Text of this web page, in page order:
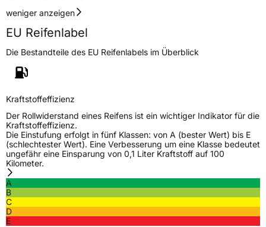
consumer.support@pirelli.com
weniger anzeigen
EU Reifenlabel
Die Bestandteile des EU Reifenlabels im Überblick
Kraftstoffeffizienz
Der Rollwiderstand eines Reifens ist ein wichtiger Indikator für die
Kraftstoffeffizienz.
Die Einstufung erfolgt in fünf Klassen: von A (bester Wert) bis E
(schlechtester Wert). Eine Verbesserung um eine Klasse bedeutet
ungefähr eine Einsparung von 0,1 Liter Kraftstoff auf 100
Kilometer.
A
B
C
D
E